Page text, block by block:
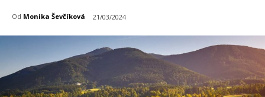
Od Monika Ševčíková 21/03/2024